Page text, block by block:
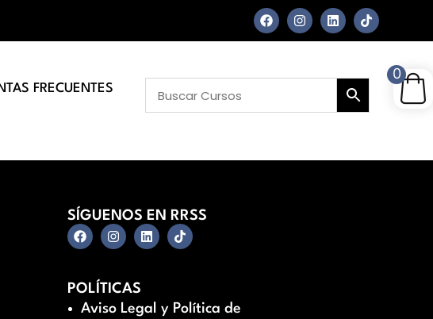
FRECUENTES
SÍGUENOS EN RRSS
POLÍTICAS
Aviso Legal y Política de
0